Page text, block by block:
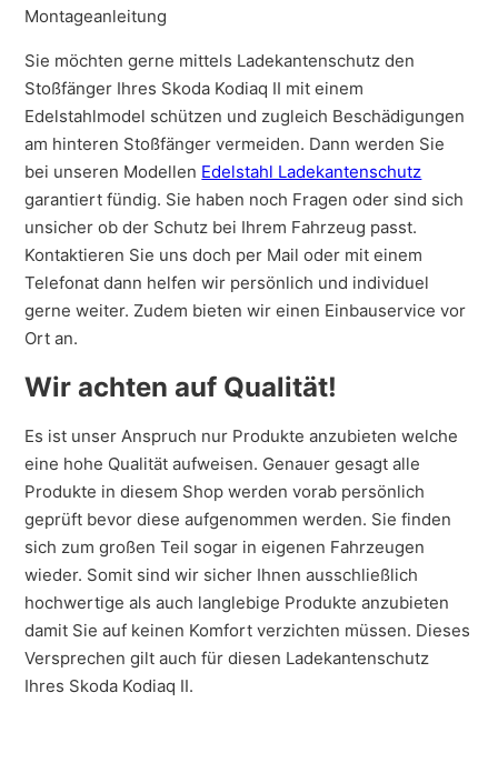
Montageanleitung
Sie möchten gerne mittels Ladekantenschutz den
Stoßfänger Ihres Skoda Kodiaq II mit einem
Edelstahlmodel schützen und zugleich Beschädigungen
am hinteren Stoßfänger vermeiden. Dann werden Sie
bei unseren Modellen Edelstahl Ladekantenschutz
garantiert fündig. Sie haben noch Fragen oder sind sich
unsicher ob der Schutz bei Ihrem Fahrzeug passt.
Kontaktieren Sie uns doch per Mail oder mit einem
Telefonat dann helfen wir persönlich und individuel
gerne weiter. Zudem bieten wir einen Einbauservice vor
Ort an.
Wir achten auf Qualität!
Es ist unser Anspruch nur Produkte anzubieten welche
eine hohe Qualität aufweisen. Genauer gesagt alle
Produkte in diesem Shop werden vorab persönlich
geprüft bevor diese aufgenommen werden. Sie finden
sich zum großen Teil sogar in eigenen Fahrzeugen
wieder. Somit sind wir sicher Ihnen ausschließlich
hochwertige als auch langlebige Produkte anzubieten
damit Sie auf keinen Komfort verzichten müssen. Dieses
Versprechen gilt auch für diesen Ladekantenschutz
Ihres Skoda Kodiaq II.